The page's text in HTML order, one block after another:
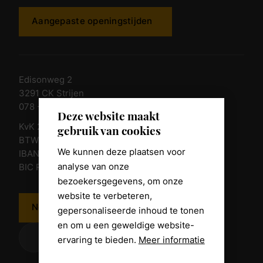
Deze website maakt
gebruik van cookies
We kunnen deze plaatsen voor
analyse van onze
bezoekersgegevens, om onze
website te verbeteren,
gepersonaliseerde inhoud te tonen
en om u een geweldige website-
ervaring te bieden. Meer informatie
Aangepaste openingstijden
Edisonweg 2
3291 CK Strijen
078 - 674 84 85
KvK 23011135
BTW nr. NL 805098938.B.01
IBAN NL10 RABO 0361 8039 58
BIC RABONL2U
Neem contact op